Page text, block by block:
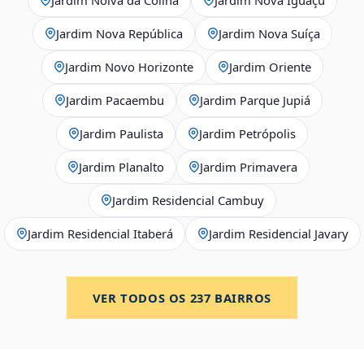
Jardim Nova República Jardim Nova Suíça
Jardim Novo Horizonte Jardim Oriente
Jardim Pacaembu Jardim Parque Jupiá
Jardim Paulista Jardim Petrópolis
Jardim Planalto Jardim Primavera
Jardim Residencial Cambuy
Jardim Residencial Itaberá Jardim Residencial Javary
VER TODOS OS 237 BAIRROS